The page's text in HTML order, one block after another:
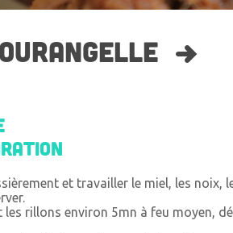
et travailler le miel, les noix,
rillons environ 5mn à feu moyen,